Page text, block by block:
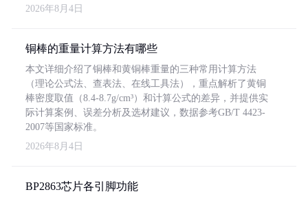
2026年8月4日
铜棒的重量计算方法有哪些
本文详细介绍了铜棒和黄铜棒重量的三种常用计算方法
（理论公式法、查表法、在线工具法），重点解析了黄铜
棒密度取值（8.4-8.7g/cm³）和计算公式的差异，并提供实
际计算案例、误差分析及选材建议，数据参考GB/T 4423-
2007等国家标准。
2026年8月4日
BP2863芯片各引脚功能